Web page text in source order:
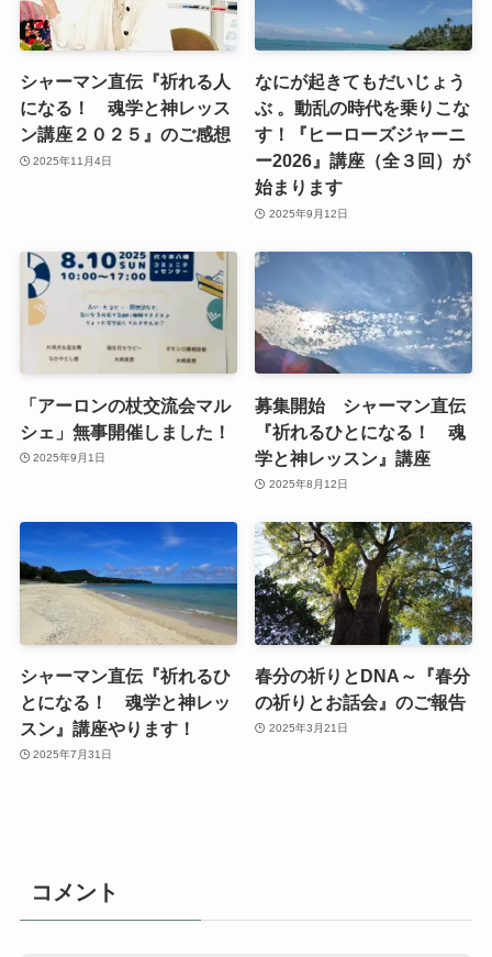
シャーマン直伝『祈れる人
になる！ 魂学と神レッス
ン講座２０２５』のご感想
2025年11月4日
なにが起きてもだいじょう
ぶ 。動乱の時代を乗りこな
す！『ヒーローズジャーニ
ー2026』講座（全３回）が
始まります
2025年9月12日
「アーロンの杖交流会マル
シェ」無事開催しました！
2025年9月1日
募集開始 シャーマン直伝
『祈れるひとになる！ 魂
学と神レッスン』講座
2025年8月12日
シャーマン直伝『祈れるひ
とになる！ 魂学と神レッ
スン』講座やります！
2025年7月31日
春分の祈りとDNA～『春分
の祈りとお話会』のご報告
2025年3月21日
コメント